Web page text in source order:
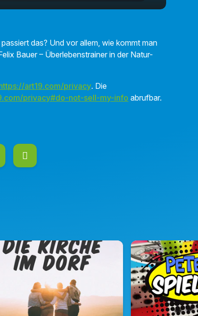
das? Und vor allem, wie kommt man
Bauer – Überlebenstrainer in der Natur-
art19.com/privacy. Die
privacy#do-not-sell-my-info abrufbar.